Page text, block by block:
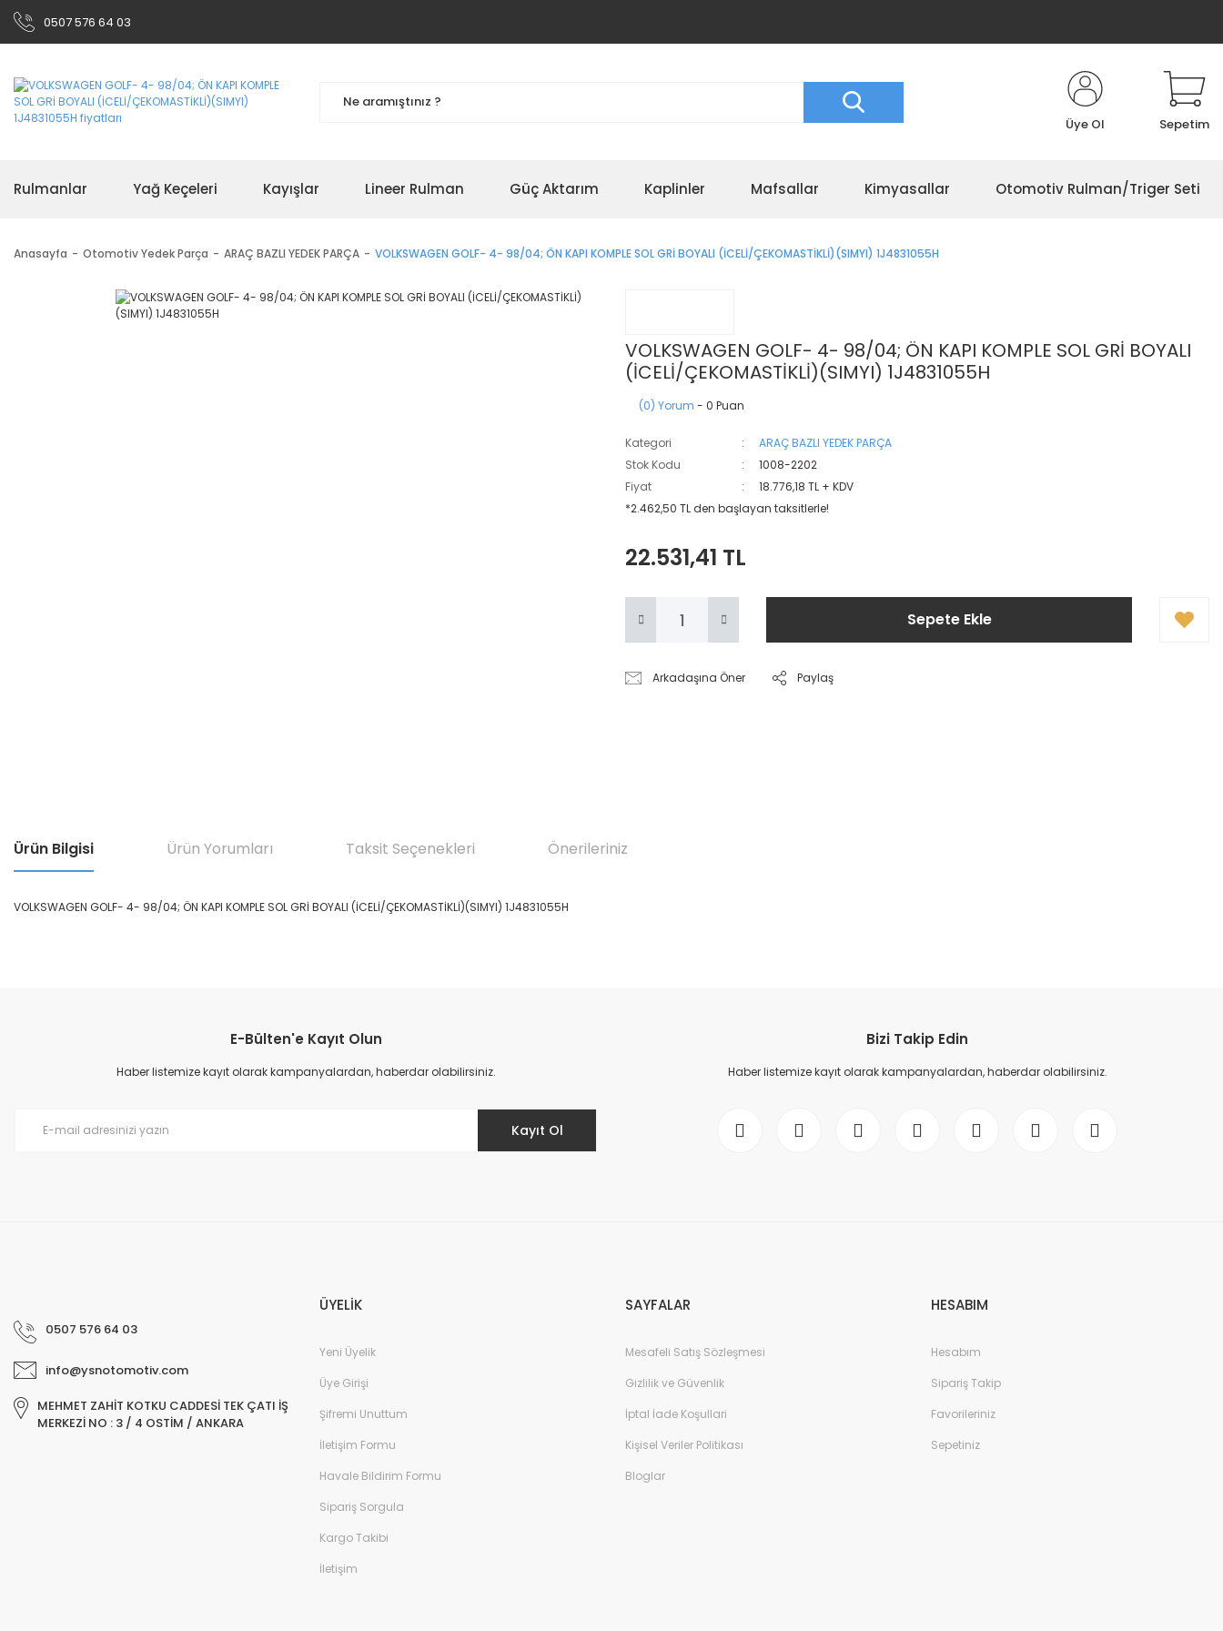
0507 576 64 03
Üye Ol Sepetim
Rulmanlar Yağ Keçeleri Kayışlar Lineer Rulman Güç Aktarım Kaplinler Mafsallar Kimyasallar Otomotiv Rulman/Triger Seti
Anasayfa Otomotiv Yedek Parça ARAÇ BAZLI YEDEK PARÇA VOLKSWAGEN GOLF- 4- 98/04; ÖN KAPI KOMPLE SOL GRİ BOYALI (İCELİ/ÇEKOMASTİKLİ)(SIMYI) 1J4831055H
VOLKSWAGEN GOLF- 4- 98/04; ÖN KAPI KOMPLE SOL GRİ BOYALI
(İCELİ/ÇEKOMASTİKLİ)(SIMYI) 1J4831055H
(0) Yorum - 0 Puan
Kategori
ARAÇ BAZLI YEDEK PARÇA
Stok Kodu
1008-2202
Fiyat
18.776,18 TL + KDV
*2.462,50 TL den başlayan taksitlerle!
22.531,41 TL
Sepete Ekle
Arkadaşına Öner Paylaş
Ürün Bilgisi Ürün Yorumları Taksit Seçenekleri Önerileriniz
VOLKSWAGEN GOLF- 4- 98/04; ÖN KAPI KOMPLE SOL GRİ BOYALI (İCELİ/ÇEKOMASTİKLİ)(SIMYI) 1J4831055H
Ürün resmi kalitesiz, bozuk veya görüntülenemiyor.
Ürün açıklamasında eksik bilgiler bulunuyor.
E-Bülten'e Kayıt Olun
Haber listemize kayıt olarak kampanyalardan, haberdar olabilirsiniz.
Kayıt Ol
Bizi Takip Edin
Haber listemize kayıt olarak kampanyalardan, haberdar olabilirsiniz.
0507 576 64 03
info@ysnotomotiv.com
MEHMET ZAHİT KOTKU CADDESİ TEK ÇATI İŞ
MERKEZİ NO : 3 / 4 OSTİM / ANKARA
ÜYELİK
Yeni Üyelik
Üye Girişi
Şifremi Unuttum
İletişim Formu
Havale Bildirim Formu
Sipariş Sorgula
Kargo Takibi
İletişim
SAYFALAR
Mesafeli Satış Sözleşmesi
Gizlilik ve Güvenlik
İptal İade Koşullari
Kişisel Veriler Politikası
Bloglar
HESABIM
Hesabım
Sipariş Takip
Favorileriniz
Sepetiniz